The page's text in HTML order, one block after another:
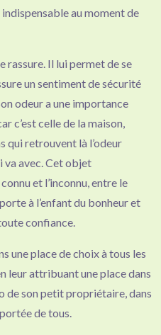
indispensable au moment de
rassure. Il lui permet de se
un sentiment de sécurité
odeur a une importance
c’est celle de la maison,
qui retrouvent là l’odeur
va avec. Cet objet
et l’inconnu, entre le
à l’enfant du bonheur et
confiance.
une place de choix à tous les
leur attribuant une place dans
de son petit propriétaire, dans
de tous.